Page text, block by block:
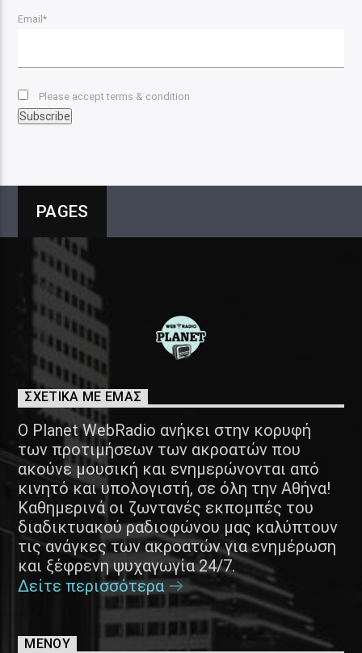
Email*
Please accept terms & condition
PAGES
ΣΧΕΤΙΚΑ ΜΕ ΕΜΑΣ
Ο Planet WebRadio ανήκει στην κορυφή
των προτιμήσεων των ακροατών που
ακούνε μουσική και ενημερώνονται από
κινητό και υπολογιστή, σε όλη την Αθήνα!
Καθημερινά οι ζωντανές εκπομπές του
διαδικτυακού ραδιοφώνου μας καλύπτουν
τις ανάγκες των ακροατών για ενημέρωση
και ξέφρενη ψυχαγωγία 24/7.
Δείτε περισσότερα
ΜΕΝΟΥ